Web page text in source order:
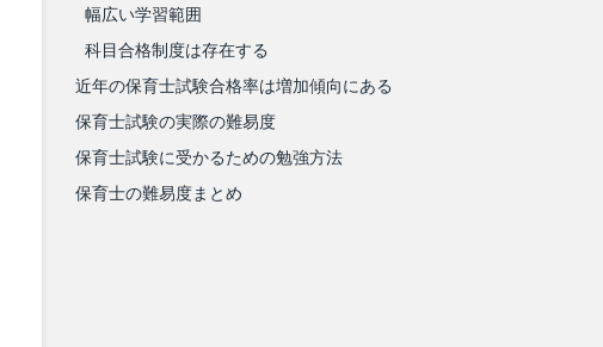
幅広い学習範囲
科目合格制度は存在する
近年の保育士試験合格率は増加傾向にある
保育士試験の実際の難易度
保育士試験に受かるための勉強方法
保育士の難易度まとめ